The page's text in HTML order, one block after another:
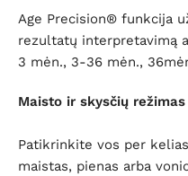
Age Precision® funkcija
rezultatų interpretavimą
3 mėn., 3-36 mėn.,
Maisto ir skysčių režimas
Patikrinkite vos per
maistas, pienas arba